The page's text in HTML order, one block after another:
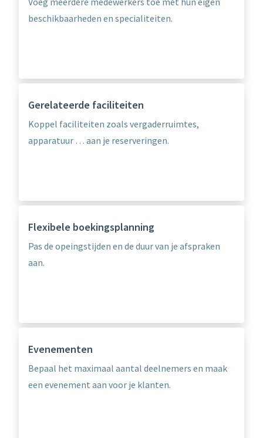
beschikbaarheden en specialiteiten.
Gerelateerde faciliteiten
Koppel faciliteiten zoals vergaderruimtes,
apparatuur … aan je reserveringen.
Flexibele boekingsplanning
Pas de opeingstijden en de duur van je afspraken
aan.
Evenementen
Bepaal het maximaal aantal deelnemers en maak
een evenement aan voor je klanten.